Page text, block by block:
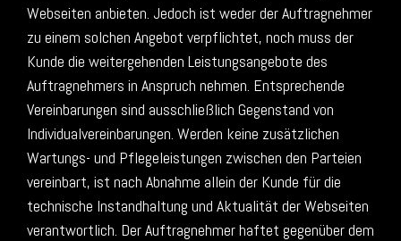
Webseiten anbieten. Jedoch ist weder der Auftragnehmer
zu einem solchen Angebot verpflichtet, noch muss der
Kunde die weitergehenden Leistungsangebote des
Auftragnehmers in Anspruch nehmen. Entsprechende
Vereinbarungen sind ausschließlich Gegenstand von
Individualvereinbarungen. Werden keine zusätzlichen
Wartungs- und Pflegeleistungen zwischen den Parteien
vereinbart, ist nach Abnahme allein der Kunde für die
technische Instandhaltung und Aktualität der Webseiten
verantwortlich. Der Auftragnehmer haftet gegenüber dem